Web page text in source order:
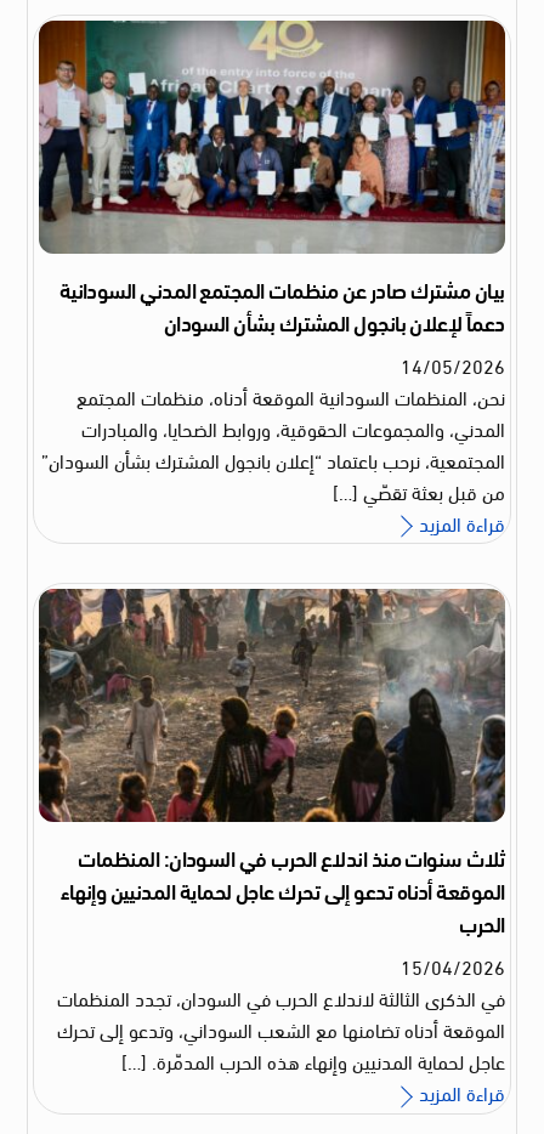
بيان مشترك صادر عن منظمات المجتمع المدني السودانية
دعماً لإعلان بانجول المشترك بشأن السودان
14/05/2026
نحن، المنظمات السودانية الموقعة أدناه، منظمات المجتمع
المدني، والمجموعات الحقوقية، وروابط الضحايا، والمبادرات
المجتمعية، نرحب باعتماد “إعلان بانجول المشترك بشأن السودان”
من قبل بعثة تقصّي […]
قراءة المزيد
ثلاث سنوات منذ اندلاع الحرب في السودان: المنظمات
الموقعة أدناه تدعو إلى تحرك عاجل لحماية المدنيين وإنهاء
الحرب
15/04/2026
في الذكرى الثالثة لاندلاع الحرب في السودان، تجدد المنظمات
الموقعة أدناه تضامنها مع الشعب السوداني، وتدعو إلى تحرك
عاجل لحماية المدنيين وإنهاء هذه الحرب المدمّرة. […]
قراءة المزيد